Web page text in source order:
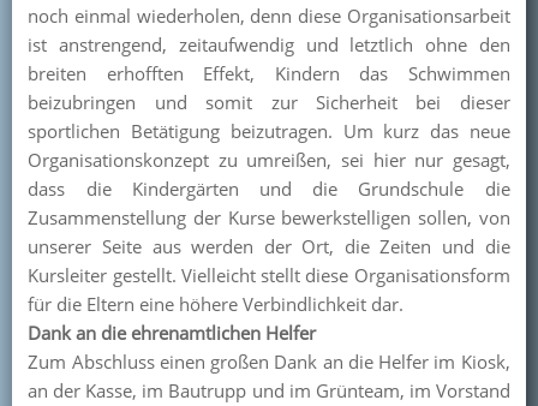
noch einmal wiederholen, denn diese Organisationsarbeit
ist anstrengend, zeitaufwendig und letztlich ohne den
breiten erhofften Effekt, Kindern das Schwimmen
beizubringen und somit zur Sicherheit bei dieser
sportlichen Betätigung beizutragen. Um kurz das neue
Organisationskonzept zu umreißen, sei hier nur gesagt,
dass die Kindergärten und die Grundschule die
Zusammenstellung der Kurse bewerkstelligen sollen, von
unserer Seite aus werden der Ort, die Zeiten und die
Kursleiter gestellt. Vielleicht stellt diese Organisationsform
für die Eltern eine höhere Verbindlichkeit dar.
Dank an die ehrenamtlichen Helfer
Zum Abschluss einen großen Dank an die Helfer im Kiosk,
an der Kasse, im Bautrupp und im Grünteam, im Vorstand